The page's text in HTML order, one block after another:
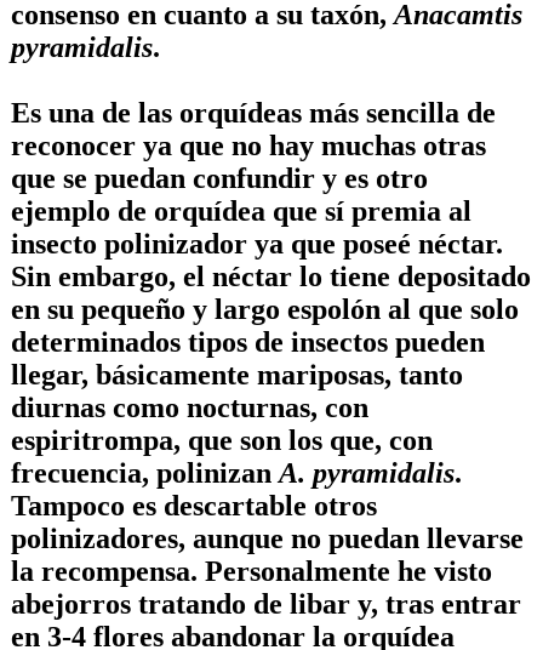
consenso en cuanto a su taxón, Anacamtis
pyramidalis.
Es una de las orquídeas más sencilla de
reconocer ya que no hay muchas otras
que se puedan confundir y es otro
ejemplo de orquídea que sí premia al
insecto polinizador ya que poseé néctar.
Sin embargo, el néctar lo tiene depositado
en su pequeño y largo espolón al que solo
determinados tipos de insectos pueden
llegar, básicamente mariposas, tanto
diurnas como nocturnas, con
espiritrompa, que son los que, con
frecuencia, polinizan A. pyramidalis.
Tampoco es descartable otros
polinizadores, aunque no puedan llevarse
la recompensa. Personalmente he visto
abejorros tratando de libar y, tras entrar
en 3-4 flores abandonar la orquídea